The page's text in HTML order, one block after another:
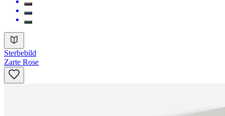
Sterbebild
Zarte Rose